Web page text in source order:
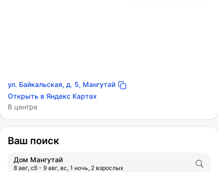
ул. Байкальская, д. 5, Мангутай
Открыть в Яндекс Картах
В центре
Ваш поиск
Дом Мангутай
8 авг, сб - 9 авг, вс, 1 ночь, 2 взрослых